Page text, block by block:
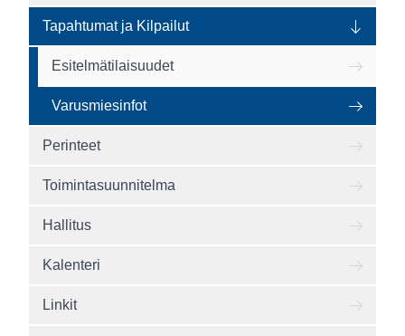
Tapahtumat ja Kilpailut
Esitelmätilaisuudet
Varusmiesinfot
Perinteet
Toimintasuunnitelma
Hallitus
Kalenteri
Linkit